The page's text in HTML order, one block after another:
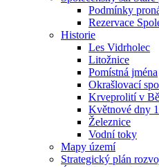
Podmínky
Rezervace
Historie
Les Vidrholec
Litožnice
Pomístná jména
Okrašlovací
Krveprolití v
Květnové dny
Železnice
Vodní toky
Mapy území
Strategický plán